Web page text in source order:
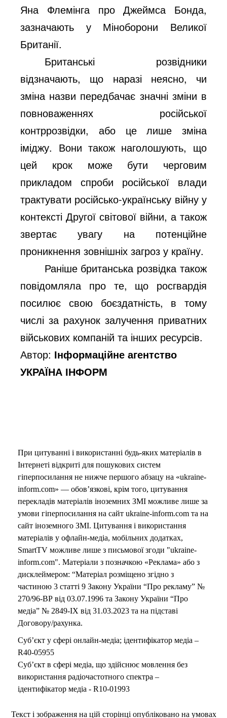
Яна Флемінга про Джеймса Бонда,
зазначають у Міноборони Великої
Британії.
Британські розвідники
відзначають, що наразі неясно, чи
зміна назви передбачає значні зміни в
повноваженнях російської
контррозвідки, або це лише зміна
іміджу. Вони також наголошують, що
цей крок може бути черговим
прикладом спроби російської влади
трактувати російсько-українську війну у
контексті Другої світової війни, а також
звертає увагу на потенційне
проникнення зовнішніх загроз у країну.
Раніше британська розвідка також
повідомляла про те, що росгвардія
посилює свою боєздатність, в тому
числі за рахунок залучення приватних
військових компаній та інших ресурсів.
Автор: Інформаційне агентство
УКРАЇНА ІНФОРМ
При цитуванні і використанні будь-яких матеріалів в
Інтернеті відкриті для пошукових систем
гіперпосилання не нижче першого абзацу на «ukraine-
inform.com» — обов’язкові, крім того, цитування
перекладів матеріалів іноземних ЗМІ можливе лише за
умови гіперпосилання на сайт ukraine-inform.com та на
сайт іноземного ЗМІ. Цитування і використання
матеріалів у офлайн-медіа, мобільних додатках,
SmartTV можливе лише з письмової згоди "ukraine-
inform.com". Матеріали з позначкою «Реклама» або з
дисклеймером: “Матеріал розміщено згідно з
частиною 3 статті 9 Закону України “Про рекламу” №
270/96-ВР від 03.07.1996 та Закону України “Про
медіа” № 2849-IX від 31.03.2023 та на підставі
Договору/рахунка.
Суб’єкт у сфері онлайн-медіа; ідентифікатор медіа –
R40-05955
Суб’єкт в сфері медіа, що здійснює мовлення без
використання радіочастотного спектра –
ідентифікатор медіа - R10-01993
Текст і зображення на цій сторінці опубліковано на умовах